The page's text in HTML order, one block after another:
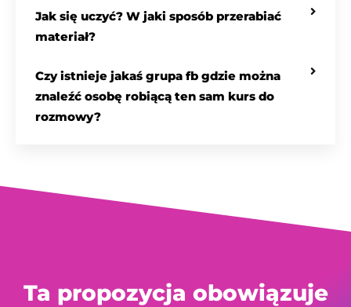
Jak się uczyć? W jaki sposób przerabiać
materiał?
Czy istnieje jakaś grupa fb gdzie można
znaleźć osobę robiącą ten sam kurs do
rozmowy?
Ta propozycja obowiązuje